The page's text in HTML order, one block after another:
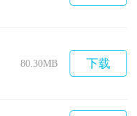
80.30MB 下载